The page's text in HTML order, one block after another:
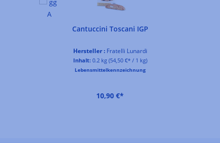
Cantuccini Toscani IGP
Hersteller :Fratelli Lunardi
Inhalt: 0.2 kg (54,50 €* / 1 kg)
Lebensmittelkennzeichnung
10,90 €*